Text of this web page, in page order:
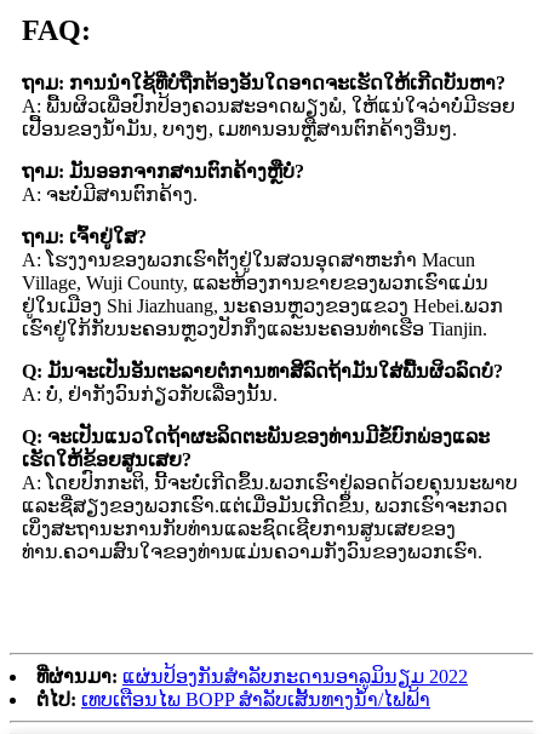
FAQ:
ຖາມ: ການນໍາໃຊ້ທີ່ບໍ່ຖືກຕ້ອງອັນໃດອາດຈະເຮັດໃຫ້ເກີດບັນຫາ?
A: ພື້ນຜິວເພື່ອປົກປ້ອງຄວນສະອາດພຽງພໍ, ໃຫ້ແນ່ໃຈວ່າບໍ່ມີຮອຍ
ເປື້ອນຂອງນ້ໍາມັນ, ບາງໆ, ເມທານອນຫຼືສານຕົກຄ້າງອື່ນໆ.
ຖາມ: ມັນອອກຈາກສານຕົກຄ້າງຫຼືບໍ່?
A: ຈະບໍ່ມີສານຕົກຄ້າງ.
ຖາມ: ເຈົ້າຢູ່ໃສ?
A: ໂຮງງານຂອງພວກເຮົາຕັ້ງຢູ່ໃນສວນອຸດສາຫະກໍາ Macun
Village, Wuji County, ແລະຫ້ອງການຂາຍຂອງພວກເຮົາແມ່ນ
ຢູ່ໃນເມືອງ Shi Jiazhuang, ນະຄອນຫຼວງຂອງແຂວງ Hebei.ພວກ​
ເຮົາ​ຢູ່​ໃກ້​ກັບ​ນະ​ຄອນ​ຫຼວງ​ປັກ​ກິ່ງ​ແລະ​ນະ​ຄອນ​ທ່າ​ເຮືອ Tianjin​.
Q: ມັນຈະເປັນອັນຕະລາຍຕໍ່ການທາສີລົດຖ້າມັນໃສ່ພື້ນຜິວລົດບໍ?
A: ບໍ່, ຢ່າກັງວົນກ່ຽວກັບເລື່ອງນັ້ນ.
Q: ຈະເປັນແນວໃດຖ້າຜະລິດຕະພັນຂອງທ່ານມີຂໍ້ບົກພ່ອງແລະ
ເຮັດໃຫ້ຂ້ອຍສູນເສຍ?
A: ໂດຍປົກກະຕິ, ນີ້ຈະບໍ່ເກີດຂຶ້ນ.ພວກເຮົາຢູ່ລອດດ້ວຍຄຸນນະພາບ
ແລະຊື່ສຽງຂອງພວກເຮົາ.ແຕ່ເມື່ອມັນເກີດຂຶ້ນ, ພວກເຮົາຈະກວດ
ເບິ່ງສະຖານະການກັບທ່ານແລະຊົດເຊີຍການສູນເສຍຂອງ
ທ່ານ.ຄວາມສົນໃຈຂອງທ່ານແມ່ນຄວາມກັງວົນຂອງພວກເຮົາ.
ທີ່ຜ່ານມາ: ແຜ່ນປ້ອງກັນສໍາລັບກະດານອາລູມິນຽມ 2022
ຕໍ່ໄປ: ເທບເຕືອນໄພ BOPP ສໍາລັບເສັ້ນທາງນໍ້າ/ໄຟຟ້າ